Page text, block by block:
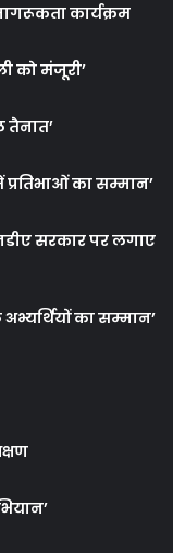
कार्यक्रम
को मंजूरी’
तैनात’
का सम्मान’
सरकार पर लगाए
का सम्मान’